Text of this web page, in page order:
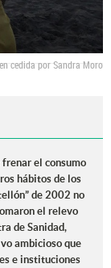
cedida por Sandra Moro
frenar el consumo
hábitos de los
de 2002 no
el relevo
de Sanidad,
ambicioso que
e instituciones